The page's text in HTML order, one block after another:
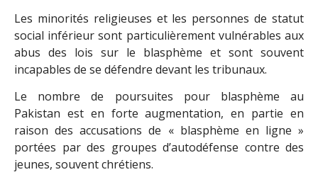
Les minorités religieuses et les personnes de statut
social inférieur sont particulièrement vulnérables aux
abus des lois sur le blasphème et sont souvent
incapables de se défendre devant les tribunaux.
Le nombre de poursuites pour blasphème au
Pakistan est en forte augmentation, en partie en
raison des accusations de « blasphème en ligne »
portées par des groupes d’autodéfense contre des
jeunes, souvent chrétiens.